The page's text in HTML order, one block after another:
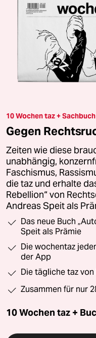
10 Wochen taz +
Gegen
Zeiten wie diese
unabhängig,
Faschismus,
die taz und erhalte
Rebellion“ von
Andreas Speit als
Das neue Buch
Speit als Prämie
Die wochentaz
der App
Die tägliche taz
Zusammen für nur
10 Wochen taz +